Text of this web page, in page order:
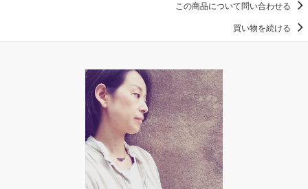
この商品について問い合わせる
買い物を続ける